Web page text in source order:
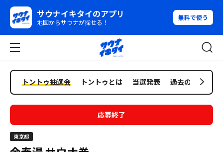
サウナイキタイのアプリ
地図からサウナが探せる！
無料で使う
トントゥ抽選会 トントゥとは 当選発表 過去の抽選会
応募終了
東京都